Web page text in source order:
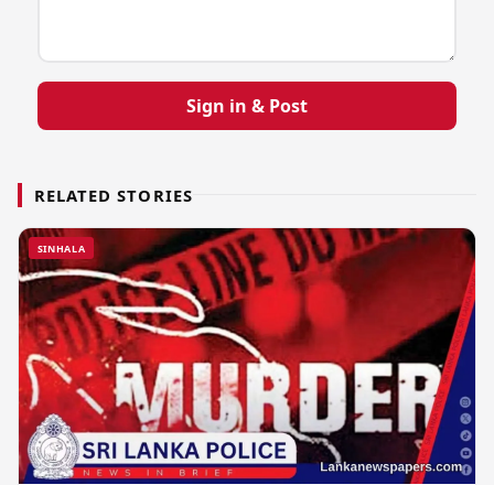
Sign in & Post
RELATED STORIES
SINHALA